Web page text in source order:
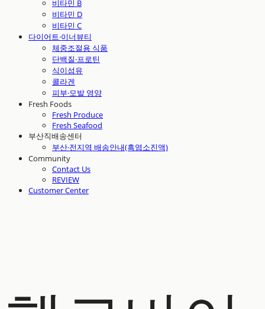
비타민 B
비타민 D
비타민 C
다이어트·이너뷰티
체중조절용 식품
단백질·프로틴
식이섬유
콜라겐
피부·모발 영양
Fresh Foods
Fresh Produce
Fresh Seafood
부산직배송센터
부산·전지역 배송안내(흑염소진액)
Community
Contact Us
REVIEW
Customer Center